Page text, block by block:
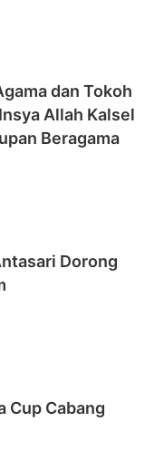
dan Tokoh
Allah Kalsel
Beragama
Dorong
Cup Cabang